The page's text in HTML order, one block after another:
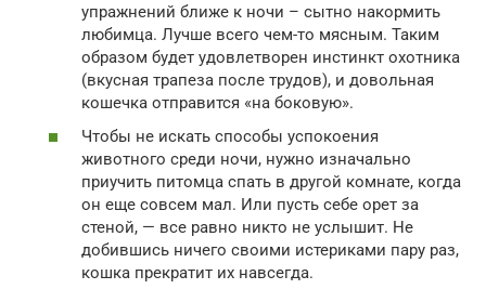
упражнений ближе к ночи – сытно накормить
любимца. Лучше всего чем-то мясным. Таким
образом будет удовлетворен инстинкт охотника
(вкусная трапеза после трудов), и довольная
кошечка отправится «на боковую».
Чтобы не искать способы успокоения
животного среди ночи, нужно изначально
приучить питомца спать в другой комнате, когда
он еще совсем мал. Или пусть себе орет за
стеной, — все равно никто не услышит. Не
добившись ничего своими истериками пару раз,
кошка прекратит их навсегда.